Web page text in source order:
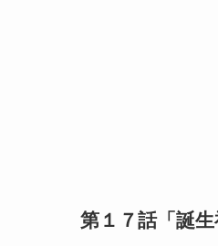
第１７話「誕生